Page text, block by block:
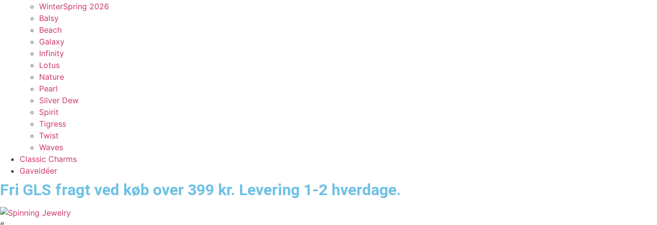
WinterSpring 2026
Balsy
Beach
Galaxy
Infinity
Lotus
Nature
Pearl
Silver Dew
Spirit
Tigress
Twist
Waves
Classic Charms
Gaveidéer
Fri GLS fragt ved køb over 399 kr. Levering 1-2 hverdage.